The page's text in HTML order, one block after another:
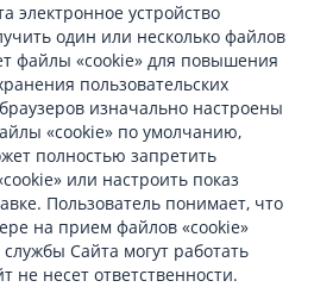
электронное устройство
один или несколько файлов
файлы «cookie» для повышения
пользовательских
изначально настроены
«cookie» по умолчанию,
полностью запретить
или настроить показ
Пользователь понимает, что
на прием файлов «cookie»
Сайта могут работать
не несет ответственности.